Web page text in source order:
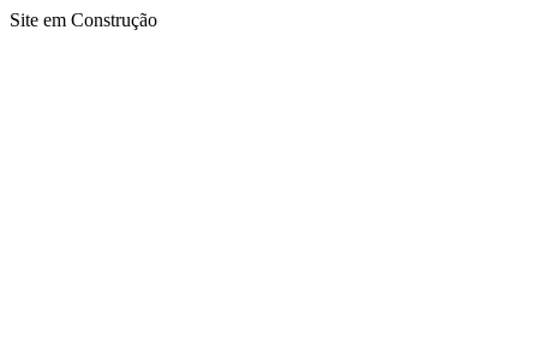
Site em Construção